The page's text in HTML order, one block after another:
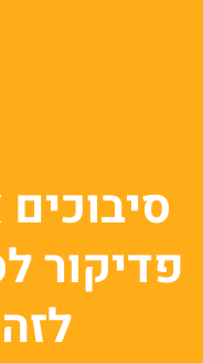
פדיקור